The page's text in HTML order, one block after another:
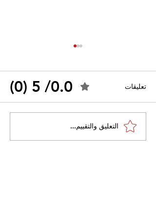
اتهامات لاسرائيل باستخدام
الفوسفور الأبيض في عملياتها
العسكرية في غزة ولبنان
تعليقات 0.0/ 5 (0)
التعليق والتقييم...